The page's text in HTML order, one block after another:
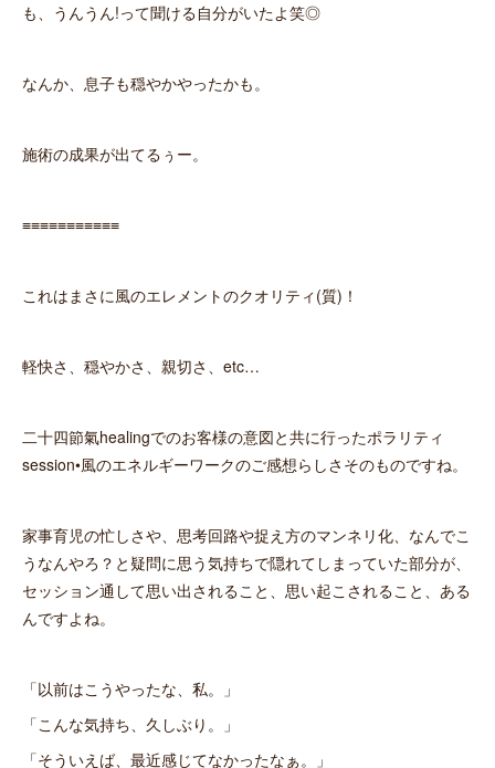
も、うんうん!って聞ける自分がいたよ笑◎
なんか、息子も穏やかやったかも。
施術の成果が出てるぅー。
≡≡≡≡≡≡≡≡≡≡≡
これはまさに風のエレメントのクオリティ(質)！
軽快さ、穏やかさ、親切さ、etc…
二十四節氣healingでのお客様の意図と共に行ったポラリティ
session•風のエネルギーワークのご感想らしさそのものですね。
家事育児の忙しさや、思考回路や捉え方のマンネリ化、なんでこ
うなんやろ？と疑問に思う気持ちで隠れてしまっていた部分が、
セッション通して思い出されること、思い起こされること、ある
んですよね。
「以前はこうやったな、私。」
「こんな気持ち、久しぶり。」
「そういえば、最近感じてなかったなぁ。」